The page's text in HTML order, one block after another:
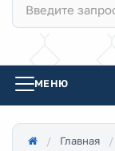
МЕНЮ
Главная